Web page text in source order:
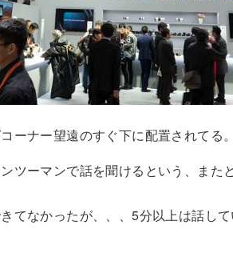
ーナー望遠のすぐ下に配置されてる
ツーマンで話を聞けるという、また
てなかったが、、、5分以上は話し